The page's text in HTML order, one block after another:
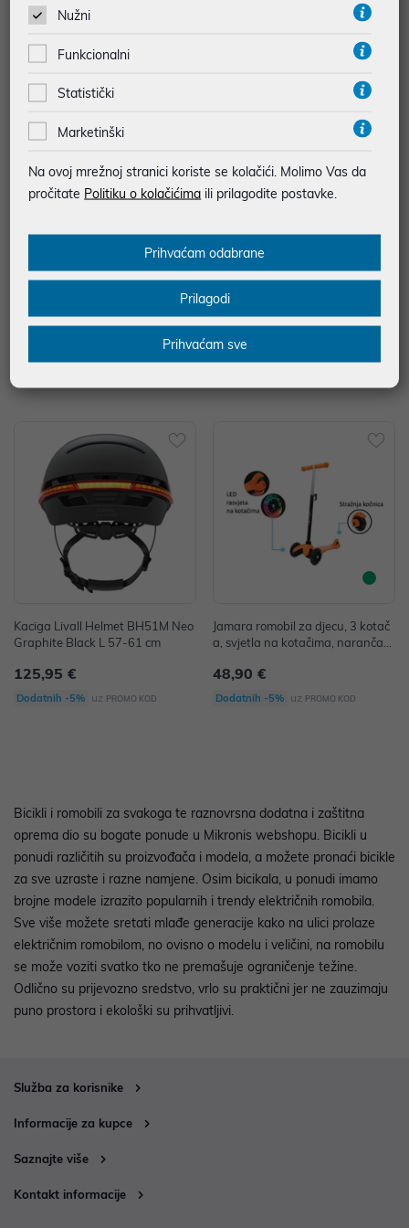
768,99 €
999,00 €
Električni romobil Xiaomi Electric
Scooter 4 Ultra
TORBA RFR TOP TUBE 14046
17,12 €
Kaciga Livall Helmet BH51M Neo
Graphite Black L 57-61 cm
125,95 €
Dodatnih -5% uz PROMO KOD
Jamara romobil za djecu, 3 kotač
a, svjetla na kotačima, narančast
48,90 €
Dodatnih -5% uz PROMO KOD
Bicikli i romobili za svakoga te raznovrsna dodatna i zaštitna
oprema dio su bogate ponude u Mikronis webshopu. Bicikli u
ponudi različitih su proizvođača i modela, a možete pronaći bicikle
za sve uzraste i razne namjene. Osim bicikala, u ponudi imamo
brojne modele izrazito popularnih i trendy električnih romobila.
Sve više možete sretati mlađe generacije kako na ulici prolaze
električnim romobilom, no ovisno o modelu i veličini, na romobilu
se može voziti svatko tko ne premašuje ograničenje težine.
Odlično su prijevozno sredstvo, vrlo su praktični jer ne zauzimaju
puno prostora i ekološki su prihvatljivi.
Služba za korisnike
Informacije za kupce
Saznajte više
Kontakt informacije
Nužni
Funkcionalni
Statistički
Marketinški
Na ovoj mrežnoj stranici koriste se kolačići. Molimo Vas da
pročitate Politiku o kolačićima ili prilagodite postavke.
Prihvaćam odabrane
Prilagodi
Prihvaćam sve